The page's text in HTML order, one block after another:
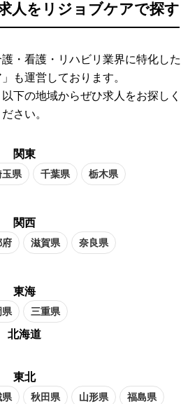
人をリジョブケアで探す
・看護・リハビリ業界に特化した
も運営しております。
下の地域からぜひ求人をお探しく
ださい。
関東
玉県 千葉県 栃木県
関西
府 滋賀県 奈良県
東海
県 三重県
北海道
東北
県 秋田県 山形県 福島県